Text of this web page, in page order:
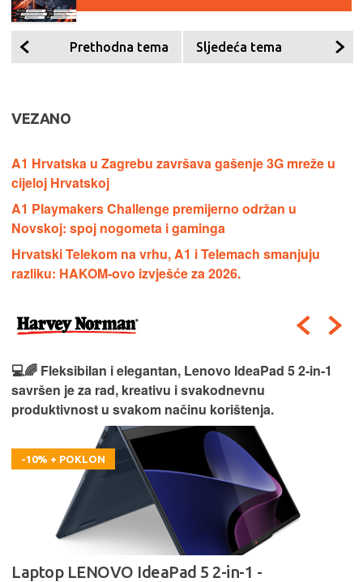
Prethodna tema Sljedeća tema
VEZANO
A1 Hrvatska u Zagrebu završava gašenje 3G mreže u
cijeloj Hrvatskoj
A1 Playmakers Challenge premijerno održan u
Novskoj: spoj nogometa i gaminga
Hrvatski Telekom na vrhu, A1 i Telemach smanjuju
razliku: HAKOM-ovo izvješće za 2026.
💻🌈 Fleksibilan i elegantan, Lenovo IdeaPad 5 2‑in‑1
savršen je za rad, kreativu i svakodnevnu
produktivnost u svakom načinu korištenja.
-10% + POKLON
Laptop LENOVO IdeaPad 5 2-in-1 -